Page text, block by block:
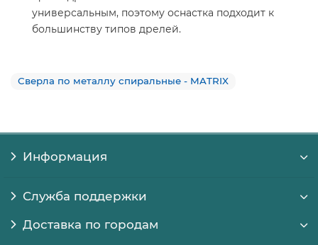
универсальным, поэтому оснастка подходит к
большинству типов дрелей.
Сверла по металлу спиральные - MATRIX
Информация
Служба поддержки
Доставка по городам